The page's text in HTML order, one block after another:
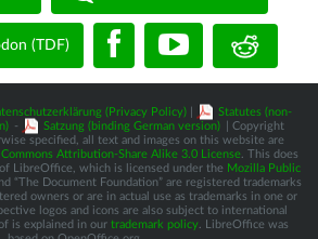
(TDF)
(Privacy Policy)
Statutes (non-
- Satzung (binding German version)
| Copyright
specified, all text and images on this website are
Attribution-Share Alike 3.0 License. This does
LibreOffice, which is licensed under the Mozilla Public
“The Document Foundation” are registered trademarks
owners or are in actual use as trademarks in one or
logos and icons are also subject to international
is explained in our trademark policy. LibreOffice was